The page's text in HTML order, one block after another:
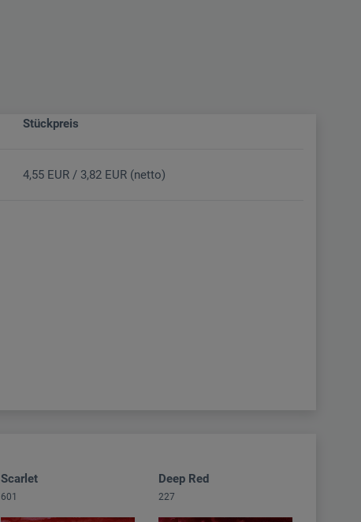
Stückpreis
4,55 EUR / 3,82 EUR (netto)
Scarlet
601
Deep Red
227